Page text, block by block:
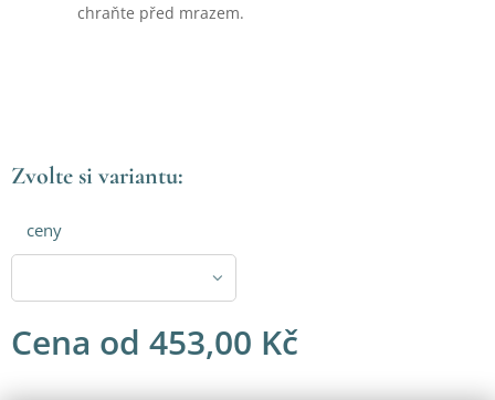
chraňte před mrazem.
Zvolte si variantu:
ceny
Cena od 453,00 Kč